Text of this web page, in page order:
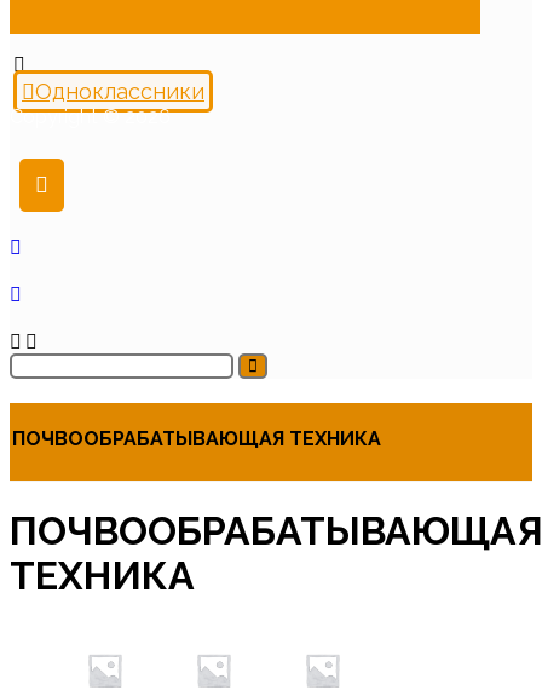
Одноклассники
Copyright © 2026
ПОЧВООБРАБАТЫВАЮЩАЯ ТЕХНИКА
ПОЧВООБРАБАТЫВАЮЩАЯ
ТЕХНИКА